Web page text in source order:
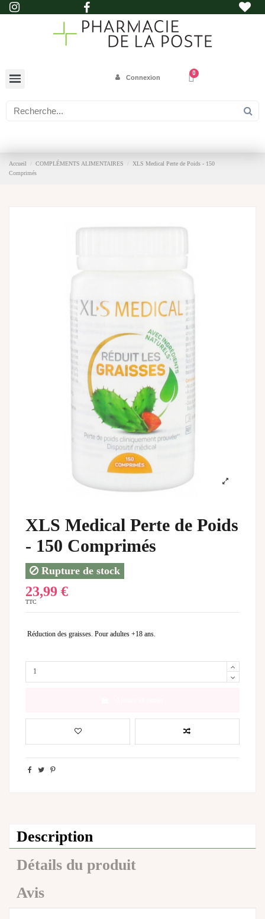
Connexion
Accueil COMPLÉMENTS ALIMENTAIRES
XLS Medical Perte de Poids - 150
Comprimés
XLS Medical Perte de Poids
- 150 Comprimés
Rupture de stock
23,99 €
TTC
Réduction des graisses. Pour adultes +18 ans.
Description
Détails du produit
Avis